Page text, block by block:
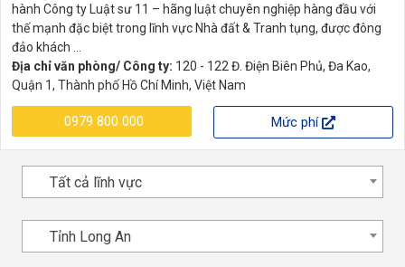
hành Công ty Luật sư 11 – hãng luật chuyên nghiệp hàng đầu với
thế mạnh đặc biệt trong lĩnh vực Nhà đất & Tranh tụng, được đông
đảo khách ...
Địa chỉ văn phòng/ Công ty: 120 - 122 Đ. Điện Biên Phủ, Đa Kao,
Quận 1, Thành phố Hồ Chí Minh, Việt Nam
0979 800 000 Mức phí
Tất cả lĩnh vực
Tỉnh Long An